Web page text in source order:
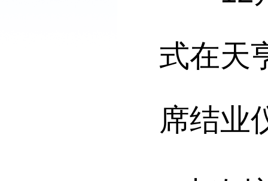
式在天
席结业